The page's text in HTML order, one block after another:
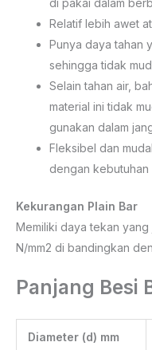
Relatif lebih awet
Punya daya tahan
sehingga tidak
Selain tahan air,
material ini tidak
gunakan dalam
Fleksibel dan
dengan kebutuhan
Kekurangan Plain Bar
Memiliki daya tekan
N/mm2 di bandingkan
Panjang Besi
Diameter (d) mm